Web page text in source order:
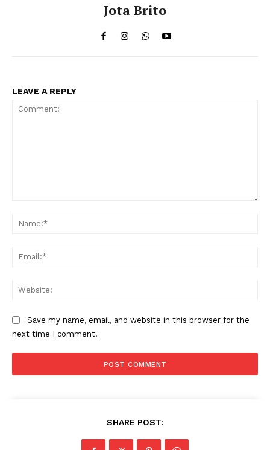
Jota Brito
LEAVE A REPLY
Save my name, email, and website in this browser for the
next time I comment.
SHARE POST: